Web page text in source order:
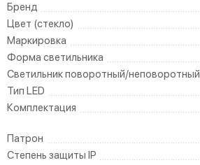
Бренд
Цвет (стекло)
Маркировка
Форма светильника
Светильник поворотный/неповоротный
Тип LED
Комплектация
Патрон
Степень защиты IP